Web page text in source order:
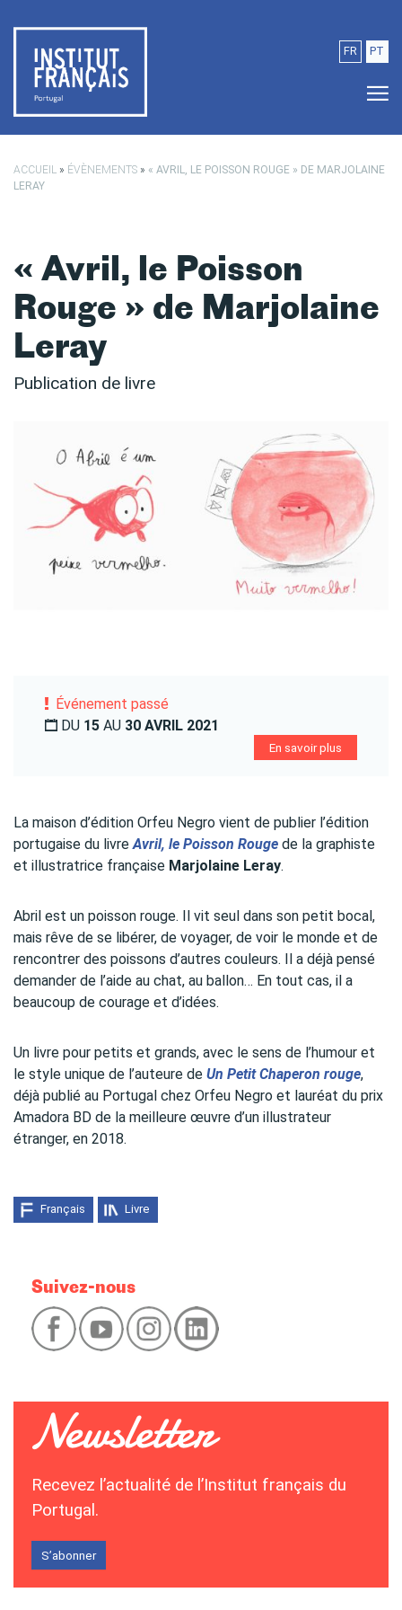
FR PT
ACCUEIL » ÉVÈNEMENTS » « AVRIL, LE POISSON ROUGE » DE MARJOLAINE
LERAY
« Avril, le Poisson
Rouge » de Marjolaine
Leray
Publication de livre
Événement passé
DU 15 AU 30 AVRIL 2021
En savoir plus
La maison d’édition Orfeu Negro vient de publier l’édition
portugaise du livreAvril, le Poisson Rouge de la graphiste
et illustratrice française Marjolaine Leray.
Abril est un poisson rouge. Il vit seul dans son petit bocal,
mais rêve de se libérer, de voyager, de voir le monde et de
rencontrer des poissons d’autres couleurs. Il a déjà pensé
demander de l’aide au chat, au ballon… En tout cas, il a
beaucoup de courage et d’idées.
Un livre pour petits et grands, avec le sens de l’humour et
le style unique de l’auteure de Un Petit Chaperon rouge,
déjà publié au Portugal chez Orfeu Negro et lauréat du prix
Amadora BD de la meilleure œuvre d’un illustrateur
étranger, en 2018.
Français Livre
Suivez-nous
Recevez l’actualité de l’Institut français du
Portugal.
S’abonner